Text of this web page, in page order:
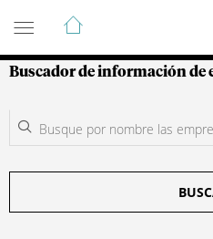
Guía de Empresas
Buscador de información de